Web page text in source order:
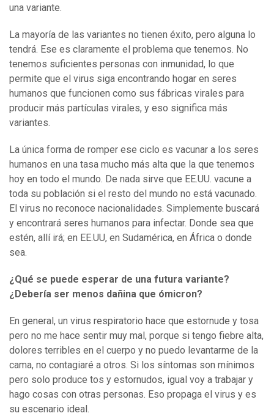
una variante.
La mayoría de las variantes no tienen éxito, pero alguna lo
tendrá. Ese es claramente el problema que tenemos. No
tenemos suficientes personas con inmunidad, lo que
permite que el virus siga encontrando hogar en seres
humanos que funcionen como sus fábricas virales para
producir más partículas virales, y eso significa más
variantes.
La única forma de romper ese ciclo es vacunar a los seres
humanos en una tasa mucho más alta que la que tenemos
hoy en todo el mundo. De nada sirve que EE.UU. vacune a
toda su población si el resto del mundo no está vacunado.
El virus no reconoce nacionalidades. Simplemente buscará
y encontrará seres humanos para infectar. Donde sea que
estén, allí irá; en EE.UU, en Sudamérica, en África o donde
sea.
¿Qué se puede esperar de una futura variante?
¿Debería ser menos dañina que ómicron?
En general, un virus respiratorio hace que estornude y tosa
pero no me hace sentir muy mal, porque si tengo fiebre alta,
dolores terribles en el cuerpo y no puedo levantarme de la
cama, no contagiaré a otros. Si los síntomas son mínimos
pero solo produce tos y estornudos, igual voy a trabajar y
hago cosas con otras personas. Eso propaga el virus y es
su escenario ideal.